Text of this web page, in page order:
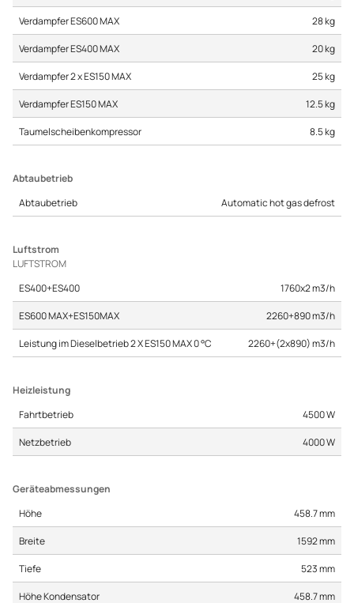
Verdampfer ES600 MAX 28 kg
Verdampfer ES400 MAX 20 kg
Verdampfer 2 x ES150 MAX 25 kg
Verdampfer ES150 MAX 12.5 kg
Taumelscheibenkompressor 8.5 kg
Abtaubetrieb
Abtaubetrieb Automatic hot gas defrost
Luftstrom
LUFTSTROM
ES400+ES400
1760x2 m3/h
ES600 MAX+ES150MAX 2260+890 m3/h
Leistung im Dieselbetrieb 2 X ES150 MAX 0 °C 2260+(2x890) m3/h
Heizleistung
Fahrtbetrieb 4500 W
Netzbetrieb 4000 W
Geräteabmessungen
Höhe 458.7 mm
Breite 1592 mm
Tiefe 523 mm
Höhe Kondensator 458.7 mm